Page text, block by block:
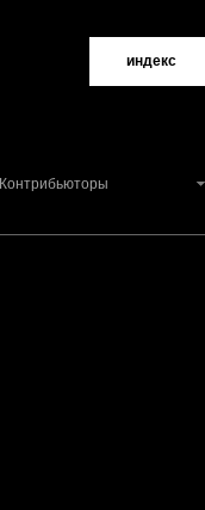
индекс
Контрибьюторы